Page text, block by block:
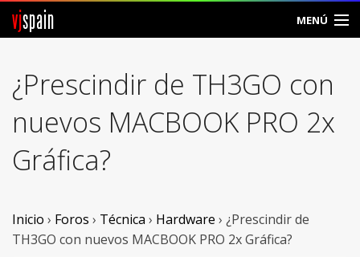
vjspain MENÚ
Foros
Noticias
Vjspain
Ayuda
¿Prescindir de TH3GO con
nuevos MACBOOK PRO 2x
Gráfica?
Inicio › Foros › Técnica › Hardware › ¿Prescindir de
TH3GO con nuevos MACBOOK PRO 2x Gráfica?